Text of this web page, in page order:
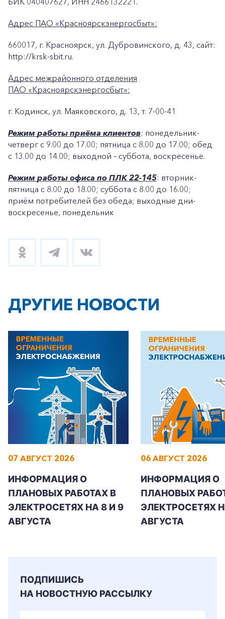
Частным клиентам
Корпоративным клиентам
Адрес ПАО «Красноярскэнергосбыт»:
660017, г. Красноярск, ул. Дубровинского, д. 43, сайт:
http://krsk-sbit.ru.
Адрес межрайонного отделения
ПАО «Красноярскэнергосбыт»:
г. Кодинск, ул. Маяковского, д. 13, т. 7-00-41
Режим работы приёма клиентов: понедельник-
четверг с 9.00 до 17.00; пятница с 8.00 до 17.00; обед
с 13.00 до 14.00; выходной – суббота, воскресенье.
Режим работы офиса по ПЛК 22-145: вторник-
пятница с 8.00 до 18.00; суббота с 8.00 до 16.00;
приём потребителей без обеда; выходные дни-
воскресенье, понедельник
ДРУГИЕ НОВОСТИ
07 АВГУСТ 2026
ИНФОРМАЦИЯ О
ПЛАНОВЫХ РАБОТАХ В
ЭЛЕКТРОСЕТЯХ НА 8 И 9
АВГУСТА
06 АВГУСТ 2026
ИНФОРМАЦИЯ О
ПЛАНОВЫХ
ЭЛЕКТРОСЕТЯХ
АВГУСТА
ПОДПИШИСЬ
НА НОВОСТНУЮ РАССЫЛКУ